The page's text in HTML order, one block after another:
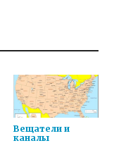
Вещатели и
каналы